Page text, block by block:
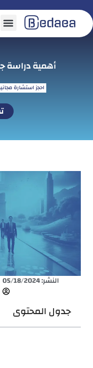
أهمية دراسة
احجز استشارة
النشر:05/18/2024
جدول المحتوى